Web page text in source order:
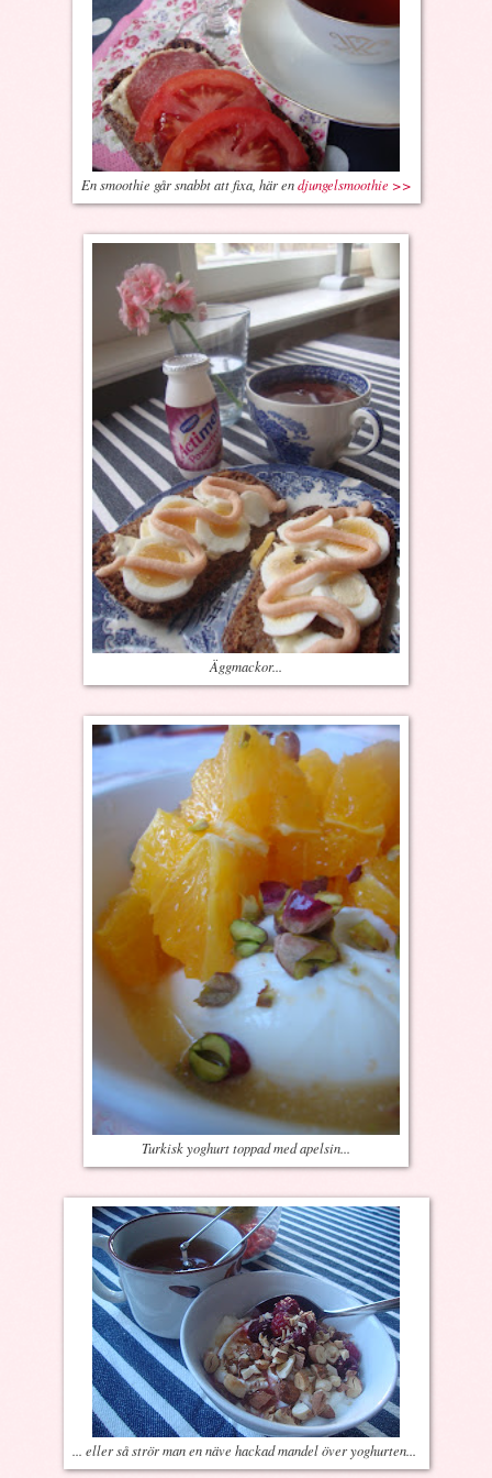
En smoothie går snabbt att fixa, här endjungelsmoothie >>
Äggmackor...
Turkisk yoghurt toppad med apelsin...
... eller så strör man en näve hackad mandel över yoghurten...